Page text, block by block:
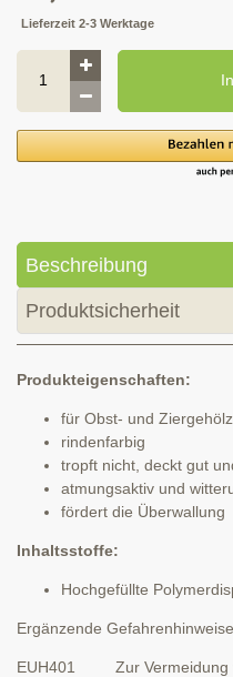
Lieferzeit 2-3 Werktage
Beschreibung
Produktsicherheit
Produkteigenschaften:
für Obst- und
rindenfarbig
tropft nicht, deckt gut
atmungsaktiv und
fördert die Überwallung
Inhaltsstoffe:
Hochgefüllte
Ergänzende
EUH401 Zur Vermeidung